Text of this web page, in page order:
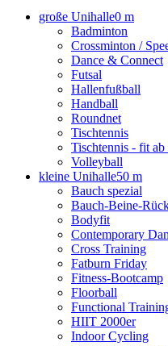
große Unihalle0 m
Badminton
Crossminton /
Dance & Connect
Futsal
Hallenfußball
Handball
Roundnet
Tischtennis
Tischtennis - fit ab
Volleyball
kleine Unihalle50 m
Bauch spezial
Bauch-Beine-
Bodyfit
Contemporary
Cross Training
Fatburn Friday
Fitness-Bootcamp
Floorball
Functional
HIIT 2000er
Indoor Cycling